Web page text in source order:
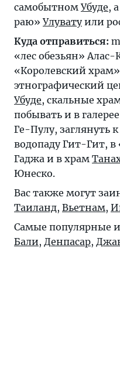
самобытном Убуде,
раю» Улуватуили
Куда отправиться:
«лес обезьян» Алас-
«Королевский
этнографический
Убуде, скальные
побывать и в
Ге-Пулу, заглянуть
водопаду Гит-Гит,
Гаджа и в храм
Юнеско.
Вас также могут
Таиланд, Вьетнам,
Самые популярные
Бали, Денпасар,